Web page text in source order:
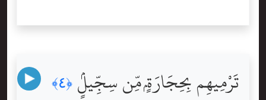
تَرْمِيهِم بِحِجَارَةٍۢ مِّن سِجِّيلٍۢ ﴿٤﴾